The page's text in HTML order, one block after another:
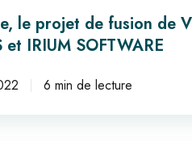
le projet de fusion de
et IRIUM SOFTWARE
6 min de lecture